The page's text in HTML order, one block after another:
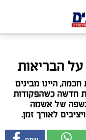
הבריאות
היינו מבינים
חדשה כשהפקודות
בשפה של אשמה
לאורך זמן.